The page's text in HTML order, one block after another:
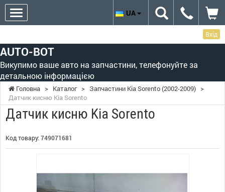
Вхід
AUTO-BOT
Викупимо ваше авто на запчастини, телефонуйте за
детальною інформацією
UA
Головна > Каталог > Запчастини Kia Sorento (2002-2009) >
Датчик кисню Kia Sorento
Датчик кисню Kia Sorento
Код товару: 749071681